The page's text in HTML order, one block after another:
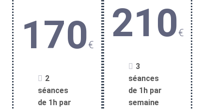
170€
2
séances
de 1h par
210€
3
séances
de 1h par
semaine